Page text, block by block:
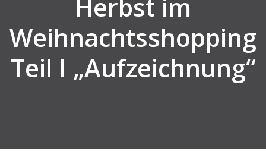
Herbst im
Weihnachtsshopping
Teil I „Aufzeichnung“